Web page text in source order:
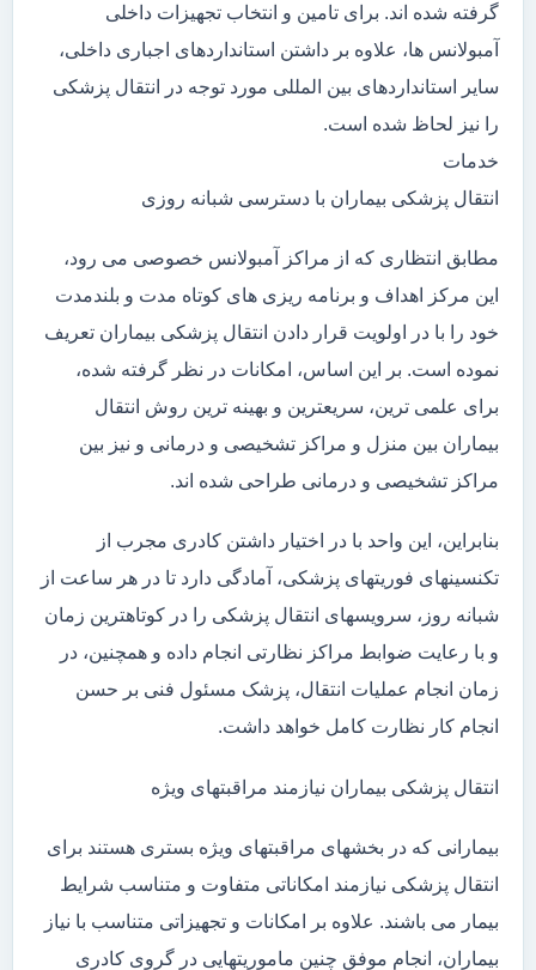
گرفته شده اند. برای تامین و انتخاب تجهیزات داخلی
آمبولانس ها، علاوه بر داشتن استانداردهای اجباری داخلی،
سایر استانداردهای بین المللی مورد توجه در انتقال پزشکی
را نیز لحاظ شده است.
خدمات
انتقال پزشکی بیماران با دسترسی شبانه روزی
مطابق انتظاری که از مراکز آمبولانس خصوصی می رود،
این مرکز اهداف و برنامه ریزی های کوتاه مدت و بلندمدت
خود را با در اولویت قرار دادن انتقال پزشکی بیماران تعریف
نموده است. بر این اساس، امکانات در نظر گرفته شده،
برای علمی ترین، سریعترین و بهینه ترین روش انتقال
بیماران بین منزل و مراکز تشخیصی و درمانی و نیز بین
مراکز تشخیصی و درمانی طراحی شده اند.
بنابراین، این واحد با در اختیار داشتن کادری مجرب از
تکنسینهای فوریتهای پزشکی، آمادگی دارد تا در هر ساعت از
شبانه روز، سرویسهای انتقال پزشکی را در کوتاهترین زمان
و با رعایت ضوابط مراکز نظارتی انجام داده و همچنین، در
زمان انجام عملیات انتقال، پزشک مسئول فنی بر حسن
انجام کار نظارت کامل خواهد داشت.
انتقال پزشکی بیماران نیازمند مراقبتهای ویژه
بیمارانی که در بخشهای مراقبتهای ویژه بستری هستند برای
انتقال پزشکی نیازمند امکاناتی متفاوت و متناسب شرایط
بیمار می باشند. علاوه بر امکانات و تجهیزاتی متناسب با نیاز
بیماران، انجام موفق چنین ماموریتهایی در گروی کادری